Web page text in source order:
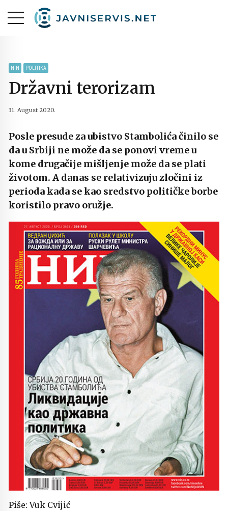
NIN POLITIKA
Državni terorizam
31. August 2020.
Posle presude za ubistvo Stambolića činilo se
da u Srbiji ne može da se ponovi vreme u
kome drugačije mišljenje može da se plati
životom. A danas se relativizuju zločini iz
perioda kada se kao sredstvo političke borbe
koristilo pravo oružje.
Piše: Vuk Cvijić